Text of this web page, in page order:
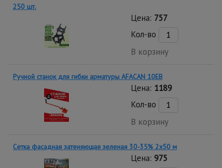
250 шт.
Цена: 757
Кол-во
В корзину
Ручной станок для гибки арматуры AFACAN 10EB
Цена: 1189
Кол-во
В корзину
Сетка фасадная затеняющая зеленая 30-35% 2х50 м
Цена: 975